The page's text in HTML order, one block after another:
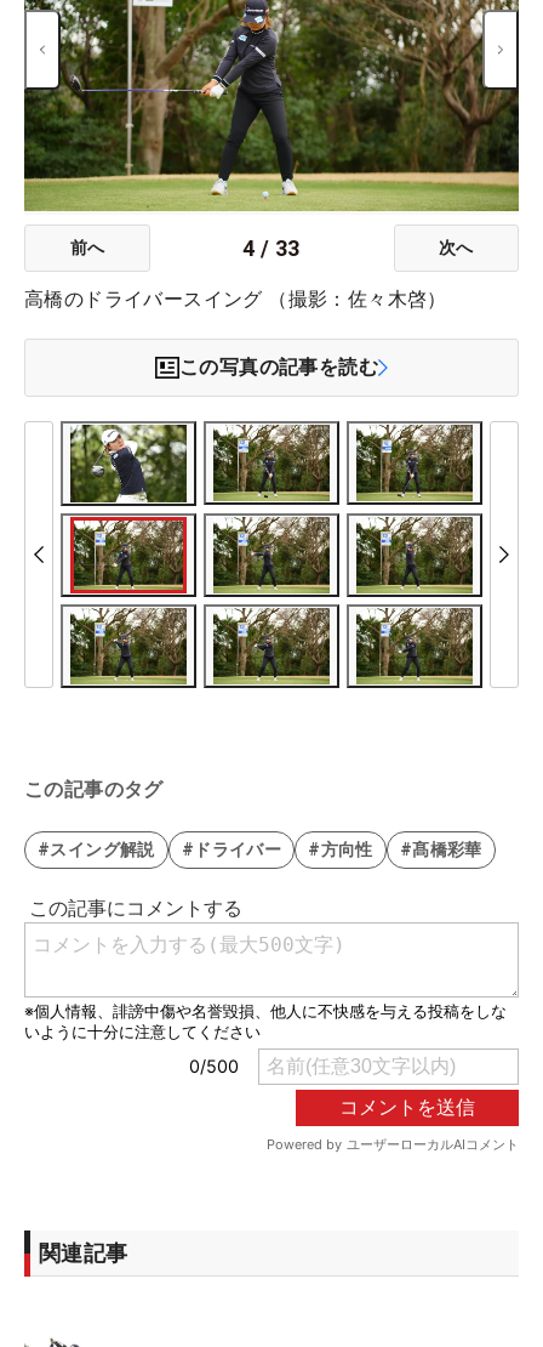
前へ 4 / 33 次へ
高橋のドライバースイング （撮影：佐々木啓）
この写真の記事を読む
この記事のタグ
#スイング解説 #ドライバー #方向性 #髙橋彩華
関連記事